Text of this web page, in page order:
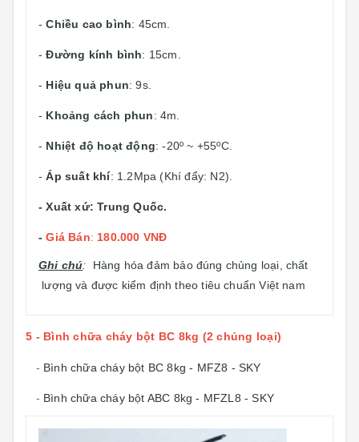
-Chiều cao bình: 45cm.
-Đường kính bình: 15cm.
- Hiệu quả phun: 9s.
- Khoảng cách phun: 4m.
- Nhiệt độ hoạt động: -20º ~ +55ºC.
-Áp suất khí: 1.2Mpa (Khí đẩy: N2).
- Xuất xứ: Trung Quốc.
-Giá Bán: 180.000 VNĐ
Ghi chú: Hàng hóa đảm bảo đúng chủng loại, chất
lượng và được kiểm định theo tiêu chuẩn Việt nam
5 - Bình chữa cháy bột BC 8kg (2 chủng loại)
- Bình chữa cháy bột BC 8kg - MFZ8 - SKY
- Bình chữa cháy bột ABC 8kg - MFZL8 - SKY